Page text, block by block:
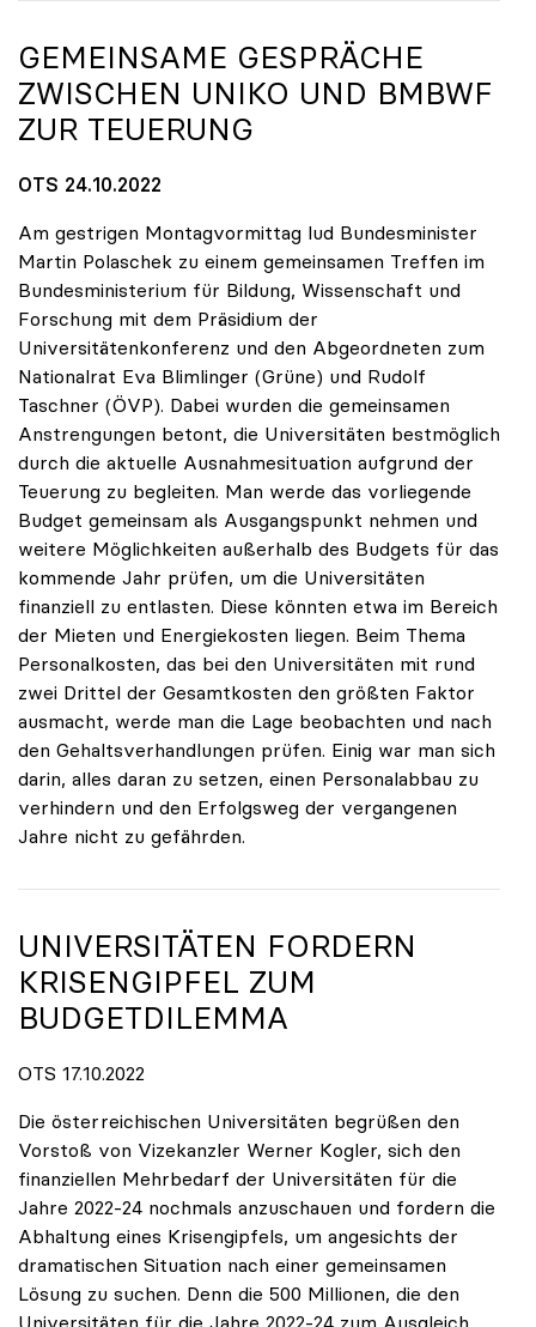
GEMEINSAME GESPRÄCHE
ZWISCHEN UNIKO UND BMBWF
ZUR TEUERUNG
OTS 24.10.2022
Am gestrigen Montagvormittag lud Bundesminister
Martin Polaschek zu einem gemeinsamen Treffen im
Bundesministerium für Bildung, Wissenschaft und
Forschung mit dem Präsidium der
Universitätenkonferenz und den Abgeordneten zum
Nationalrat Eva Blimlinger (Grüne) und Rudolf
Taschner (ÖVP). Dabei wurden die gemeinsamen
Anstrengungen betont, die Universitäten bestmöglich
durch die aktuelle Ausnahmesituation aufgrund der
Teuerung zu begleiten. Man werde das vorliegende
Budget gemeinsam als Ausgangspunkt nehmen und
weitere Möglichkeiten außerhalb des Budgets für das
kommende Jahr prüfen, um die Universitäten
finanziell zu entlasten. Diese könnten etwa im Bereich
der Mieten und Energiekosten liegen. Beim Thema
Personalkosten, das bei den Universitäten mit rund
zwei Drittel der Gesamtkosten den größten Faktor
ausmacht, werde man die Lage beobachten und nach
den Gehaltsverhandlungen prüfen. Einig war man sich
darin, alles daran zu setzen, einen Personalabbau zu
verhindern und den Erfolgsweg der vergangenen
Jahre nicht zu gefährden.
UNIVERSITÄTEN FORDERN
KRISENGIPFEL ZUM
BUDGETDILEMMA
OTS 17.10.2022
Die österreichischen Universitäten begrüßen den
Vorstoß von Vizekanzler Werner Kogler, sich den
finanziellen Mehrbedarf der Universitäten für die
Jahre 2022-24 nochmals anzuschauen und fordern die
Abhaltung eines Krisengipfels, um angesichts der
dramatischen Situation nach einer gemeinsamen
Lösung zu suchen. Denn die 500 Millionen, die den